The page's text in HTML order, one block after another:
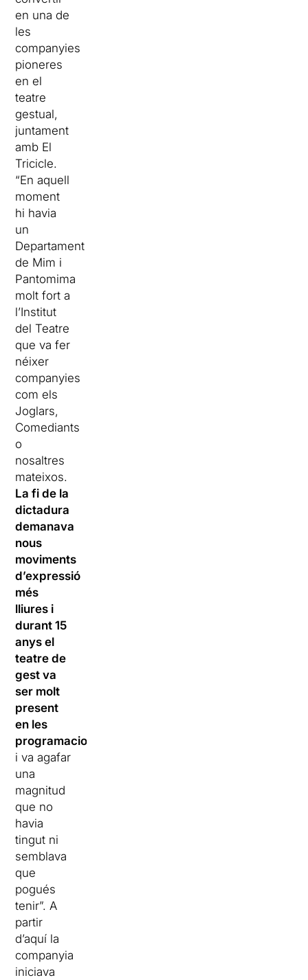
en una de
les
companyies
pioneres
en el
teatre
gestual,
juntament
amb El
Tricicle.
“En aquell
moment
hi havia
un
Departament
de Mim i
Pantomima
molt fort a
l’Institut
del Teatre
que va fer
néixer
companyies
com els
Joglars,
Comediants
o
nosaltres
mateixos.
La fi de la
dictadura
demanava
nous
moviments
d’expressió
més
lliures i
durant 15
anys el
teatre de
gest va
ser molt
present
en les
programacions
i va agafar
una
magnitud
que no
havia
tingut ni
semblava
que
pogués
tenir”. A
partir
d’aquí la
companyia
iniciava